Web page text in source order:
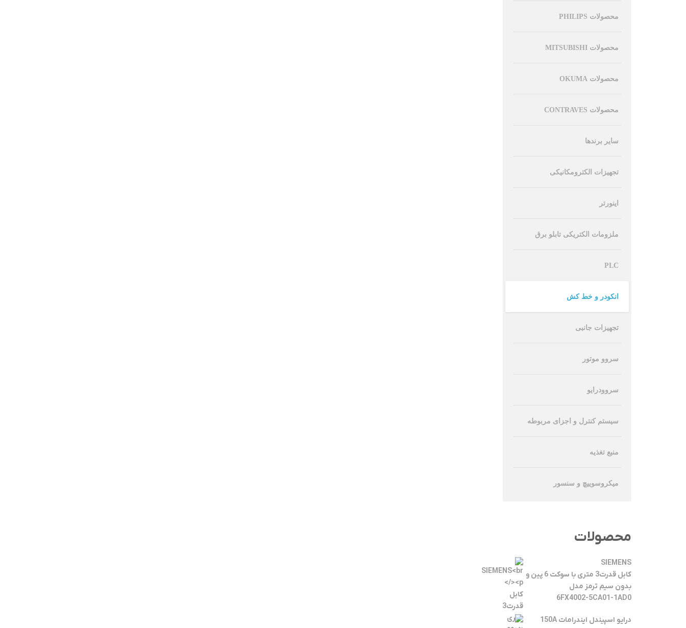
محصولات PHILIPS
محصولات MITSUBISHI
محصولات OKUMA
محصولات CONTRAVES
سایر برندها
تجهیزات الکترومکانیکی
اینورتر
ملزومات الکتریکی تابلو برق
PLC
انکودر و خط کش
تجهیزات جانبی
سروو موتور
سروودرایو
سیستم کنترل و اجزای مربوطه
منبع تغذیه
میکروسوییچ و سنسور
محصولات
SIEMENS
کابل قدرت3 متری با سوکت 6 پین و
بدون سیم ترمز مدل
6FX4002-5CA01-1AD0
درایو اسپیندل ایندرامات 150A